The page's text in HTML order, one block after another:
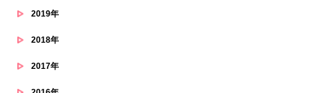
2019年
2018年
2017年